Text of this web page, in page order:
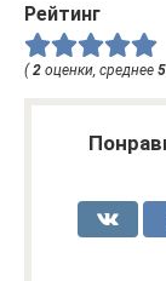
Рейтинг
( 2 оценки, среднее 5